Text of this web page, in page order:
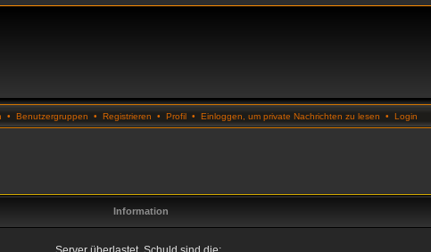
• Benutzergruppen • Registrieren • Profil • Einloggen, um private Nachrichten zu lesen • Login
Information